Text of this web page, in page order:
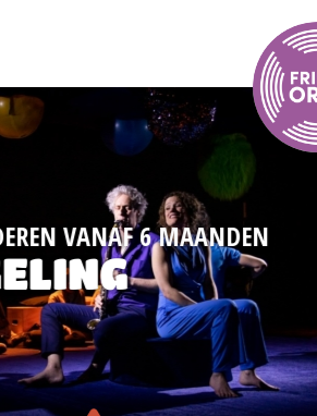
DAG VAN DE
3